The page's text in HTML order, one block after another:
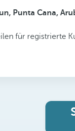
Punta Cana,
für registrierte